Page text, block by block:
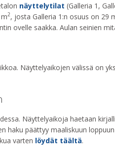
näyttelytilat (Galleria 1,
2, josta Galleria 1:n osuus on 29
ovelle saakka. Aulan seinien
Näyttelyaikojen välissä on
Näyttelyaikoja haetaan
haku päättyy maaliskuun
varten löydät täältä.